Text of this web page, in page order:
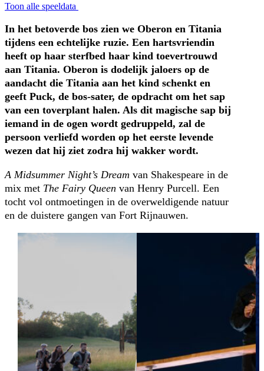
Toon alle speeldata
In het betoverde bos zien we Oberon en Titania
tijdens een echtelijke ruzie. Een hartsvriendin
heeft op haar sterfbed haar kind toevertrouwd
aan Titania. Oberon is dodelijk jaloers op de
aandacht die Titania aan het kind schenkt en
geeft Puck, de bos-sater, de opdracht om het sap
van een toverplant halen. Als dit magische sap bij
iemand in de ogen wordt gedruppeld, zal de
persoon verliefd worden op het eerste levende
wezen dat hij ziet zodra hij wakker wordt.
A Midsummer Night’s Dream van Shakespeare in de
mix met The Fairy Queen van Henry Purcell. Een
tocht vol ontmoetingen in de overweldigende natuur
en de duistere gangen van Fort Rijnauwen.